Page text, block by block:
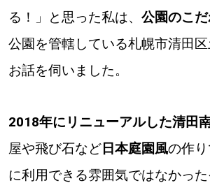
る！」と思った私は、 公園のこ
公園を管轄している札幌市清田
お話を伺いました。
2018年にリニューアルした清田
屋や飛び石など日本庭園風の作
に利用できる雰囲気ではなかっ